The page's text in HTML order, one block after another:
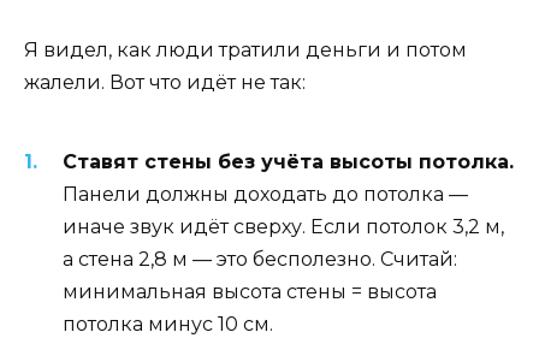
Я видел, как люди тратили деньги и потом
жалели. Вот что идёт не так:
Ставят стены без учёта высоты потолка.
Панели должны доходать до потолка —
иначе звук идёт сверху. Если потолок 3,2 м,
а стена 2,8 м — это бесполезно. Считай:
минимальная высота стены = высота
потолка минус 10 см.